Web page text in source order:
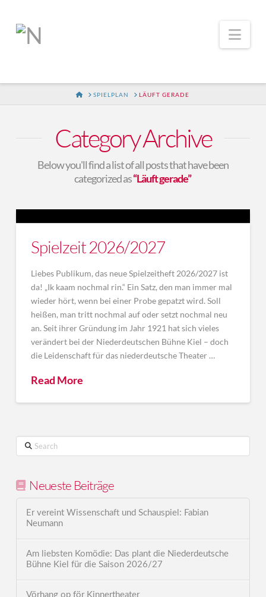
HOMESPIELPLAN LÄUFT GERADE
Category Archive
Below you'll find a list of all posts that have been
categorized as“Läuft gerade”
Spielzeit 2026/2027
Liebes Publikum, das neue Spielzeitheft 2026/2027 ist
da! „Ik kaam nochmal rin.“ Ein Satz, den man immer mal
wieder hört, wenn bei einer Probe gepatzt wird. Soll
heißen, man tritt nochmal auf oder setzt nochmal neu
an. Seit ihrer Gründung im Jahr 1921 hat sich vieles
verändert bei der Niederdeutschen Bühne Kiel – doch
die Leidenschaft für das niederdeutsche Theater …
Read More
Search
Neueste Beiträge
Er vereint Wissenschaft und Schauspiel: Fabian
Neumann
Am liebsten Komödie: Das plant die Niederdeutsche
Bühne Kiel für die Saison 2026/27
Vörhang op för Kinnertheater